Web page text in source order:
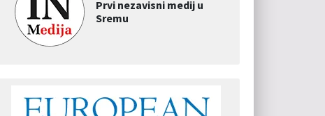
Prvi nezavisni medij u
Sremu